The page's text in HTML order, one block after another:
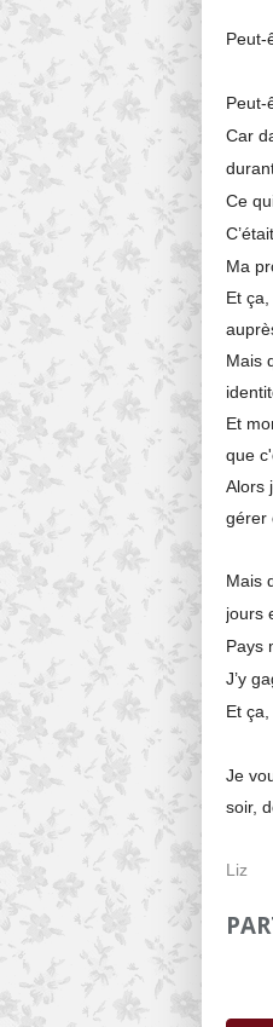
Peut-
Peut-
Car
Ce
Ma
Et
Mais
Et
que
Alors
gérer
Mais
jours
Pays
J’y
Et
Je
soir,
Liz